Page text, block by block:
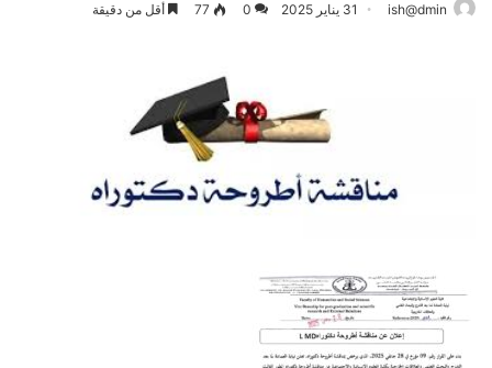
ish@dmin 31 يناير 2025 0
77 أقل من دقيقة